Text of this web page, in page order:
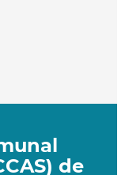
de